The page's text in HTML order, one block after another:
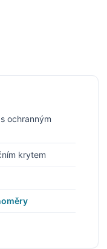
ochranným
krytem